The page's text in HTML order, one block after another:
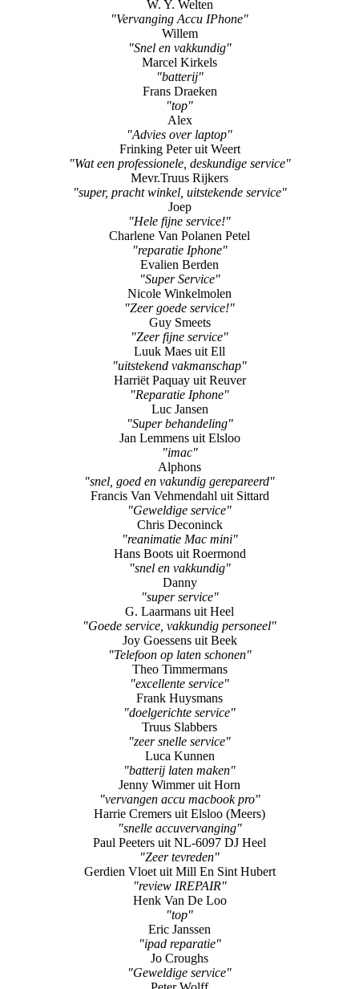
Marcel Kirkels
"batterij"
Frans Draeken
"top"
Alex
"Advies over laptop"
Frinking Peter uit Weert
"Wat een professionele, deskundige service"
Mevr.Truus Rijkers
"super, pracht winkel, uitstekende service"
Joep
"Hele fijne service!"
Charlene Van Polanen Petel
"reparatie Iphone"
Evalien Berden
"Super Service"
Nicole Winkelmolen
"Zeer goede service!"
Guy Smeets
"Zeer fijne service"
Luuk Maes uit Ell
"uitstekend vakmanschap"
Harriët Paquay uit Reuver
"Reparatie Iphone"
Luc Jansen
"Super behandeling"
Jan Lemmens uit Elsloo
"imac"
Alphons
"snel, goed en vakundig gerepareerd"
Francis Van Vehmendahl uit Sittard
"Geweldige service"
Chris Deconinck
"reanimatie Mac mini"
Hans Boots uit Roermond
"snel en vakkundig"
Danny
"super service"
G. Laarmans uit Heel
"Goede service, vakkundig personeel"
Joy Goessens uit Beek
"Telefoon op laten schonen"
Theo Timmermans
"excellente service"
Frank Huysmans
"doelgerichte service"
Truus Slabbers
"zeer snelle service"
Luca Kunnen
"batterij laten maken"
Jenny Wimmer uit Horn
"vervangen accu macbook pro"
Harrie Cremers uit Elsloo (Meers)
"snelle accuvervanging"
Paul Peeters uit NL-6097 DJ Heel
"Zeer tevreden"
Gerdien Vloet uit Mill En Sint Hubert
"review IREPAIR"
Henk Van De Loo
"top"
Eric Janssen
"ipad reparatie"
Jo Croughs
"Geweldige service"
Peter Wolff
"gewoon top !"
Lucien Engelen uit Grathem
"Reparatien Iphone"